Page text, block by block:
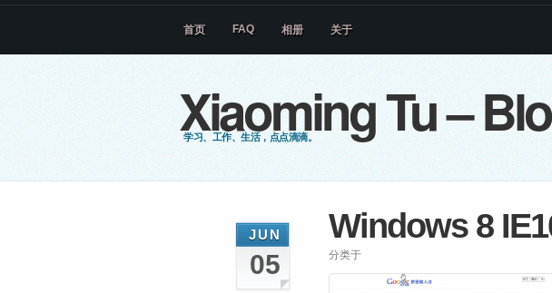
Xiaoming Tu –
学习、工作、生活，点点滴滴。
首页 FAQ 相册 关于
Windows 8
分类于
JUN
05